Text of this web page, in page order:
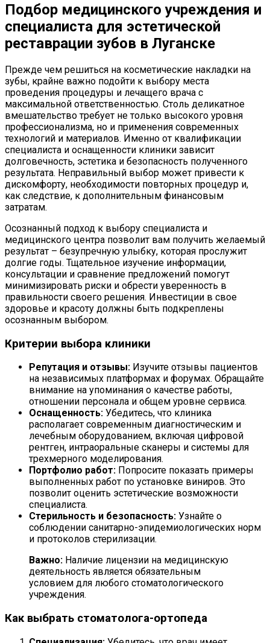
Подбор медицинского учреждения и
специалиста для эстетической
реставрации зубов в Луганске
Прежде чем решиться на косметические накладки на
зубы, крайне важно подойти к выбору места
проведения процедуры и лечащего врача с
максимальной ответственностью. Столь деликатное
вмешательство требует не только высокого уровня
профессионализма, но и применения современных
технологий и материалов. Именно от квалификации
специалиста и оснащенности клиники зависит
долговечность, эстетика и безопасность полученного
результата. Неправильный выбор может привести к
дискомфорту, необходимости повторных процедур и,
как следствие, к дополнительным финансовым
затратам.
Осознанный подход к выбору специалиста и
медицинского центра позволит вам получить желаемый
результат – безупречную улыбку, которая прослужит
долгие годы. Тщательное изучение информации,
консультации и сравнение предложений помогут
минимизировать риски и обрести уверенность в
правильности своего решения. Инвестиции в свое
здоровье и красоту должны быть подкреплены
осознанным выбором.
Критерии выбора клиники
Репутация и отзывы: Изучите отзывы пациентов
на независимых платформах и форумах. Обращайте
внимание на упоминания о качестве работы,
отношении персонала и общем уровне сервиса.
Оснащенность: Убедитесь, что клиника
располагает современным диагностическим и
лечебным оборудованием, включая цифровой
рентген, интраоральные сканеры и системы для
трехмерного моделирования.
Портфолио работ: Попросите показать примеры
выполненных работ по установке виниров. Это
позволит оценить эстетические возможности
специалиста.
Стерильность и безопасность: Узнайте о
соблюдении санитарно-эпидемиологических норм
и протоколов стерилизации.
Важно: Наличие лицензии на медицинскую
деятельность является обязательным
условием для любого стоматологического
учреждения.
Как выбрать стоматолога-ортопеда